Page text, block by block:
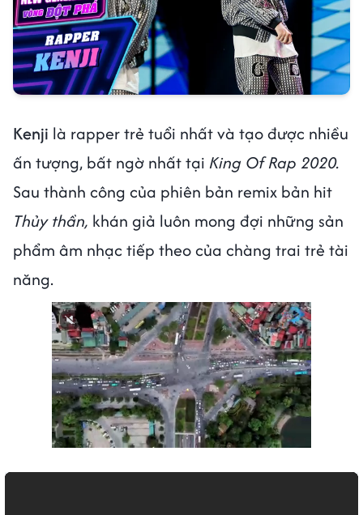
Kenji là rapper trẻ tuổi nhất và tạo được nhiều
ấn tượng, bất ngờ nhất tại King Of Rap 2020.
Sau thành công của phiên bản remix bản hit
Thủy thần, khán giả luôn mong đợi những sản
phẩm âm nhạc tiếp theo của chàng trai trẻ tài
năng.